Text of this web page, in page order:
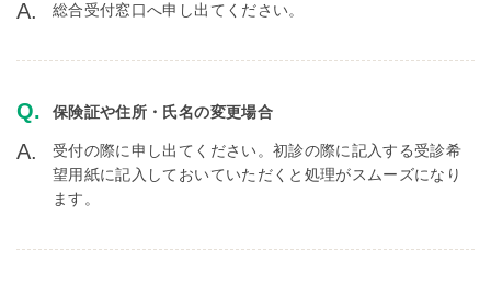
総合受付窓口へ申し出てください。
保険証や住所・氏名の変更場合
受付の際に申し出てください。初診の際に記入する受診希
望用紙に記入しておいていただくと処理がスムーズになり
ます。